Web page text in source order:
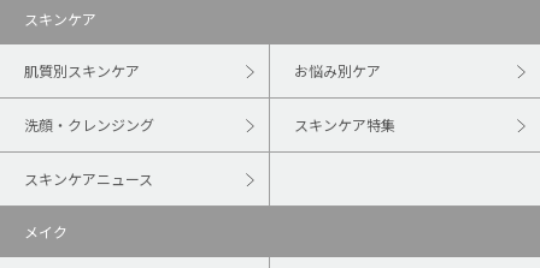
スキンケア
肌質別スキンケア お悩み別ケア
洗顔・クレンジング スキンケア特集
スキンケアニュース
メイク